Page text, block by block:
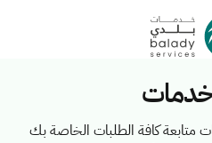
خدمات
متابعة كافة الطلبات الخاصة بك